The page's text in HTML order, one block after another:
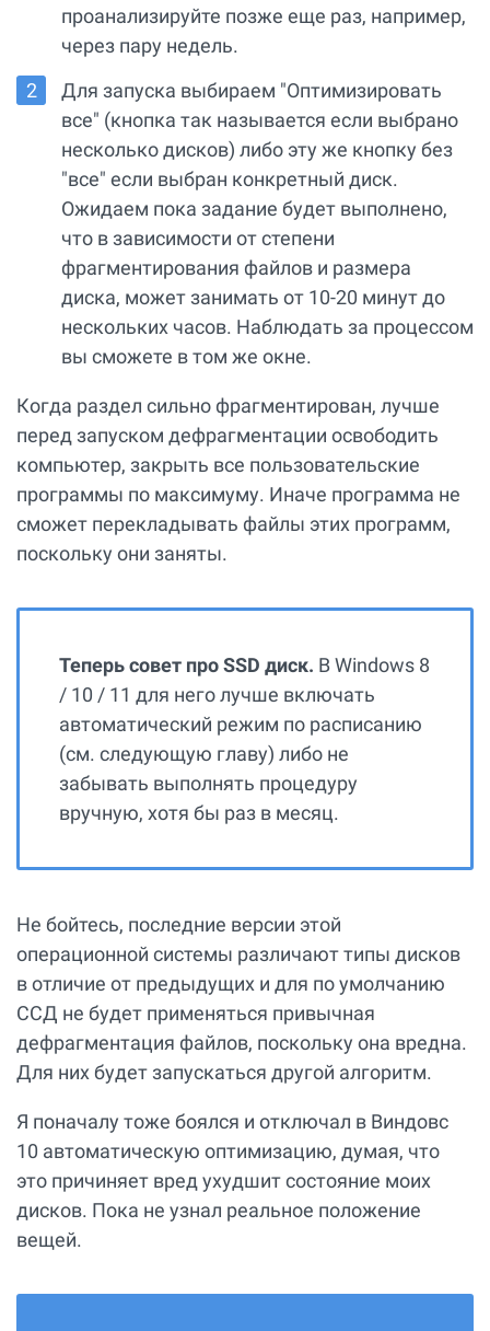
проанализируйте позже еще раз, например,
через пару недель.
Для запуска выбираем "Оптимизировать
все" (кнопка так называется если выбрано
несколько дисков) либо эту же кнопку без
"все" если выбран конкретный диск.
Ожидаем пока задание будет выполнено,
что в зависимости от степени
фрагментирования файлов и размера
диска, может занимать от 10-20 минут до
нескольких часов. Наблюдать за процессом
вы сможете в том же окне.
Когда раздел сильно фрагментирован, лучше
перед запуском дефрагментации освободить
компьютер, закрыть все пользовательские
программы по максимуму. Иначе программа не
сможет перекладывать файлы этих программ,
поскольку они заняты.
Теперь совет про SSD диск. В Windows 8
/ 10 / 11 для него лучше включать
автоматический режим по расписанию
(см. следующую главу) либо не
забывать выполнять процедуру
вручную, хотя бы раз в месяц.
Не бойтесь, последние версии этой
операционной системы различают типы дисков
в отличие от предыдущих и для по умолчанию
ССД не будет применяться привычная
дефрагментация файлов, поскольку она вредна.
Для них будет запускаться другой алгоритм.
Я поначалу тоже боялся и отключал в Виндовс
10 автоматическую оптимизацию, думая, что
это причиняет вред ухудшит состояние моих
дисков. Пока не узнал реальное положение
вещей.